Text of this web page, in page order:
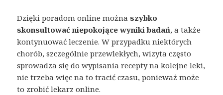
Dzięki poradom online możnaszybko
skonsultować niepokojące wyniki badań, a także
kontynuować leczenie. W przypadku niektórych
chorób, szczególnie przewlekłych, wizyta często
sprowadza się do wypisania recepty na kolejne leki,
nie trzeba więc na to tracić czasu, ponieważ może
to zrobić lekarz online.